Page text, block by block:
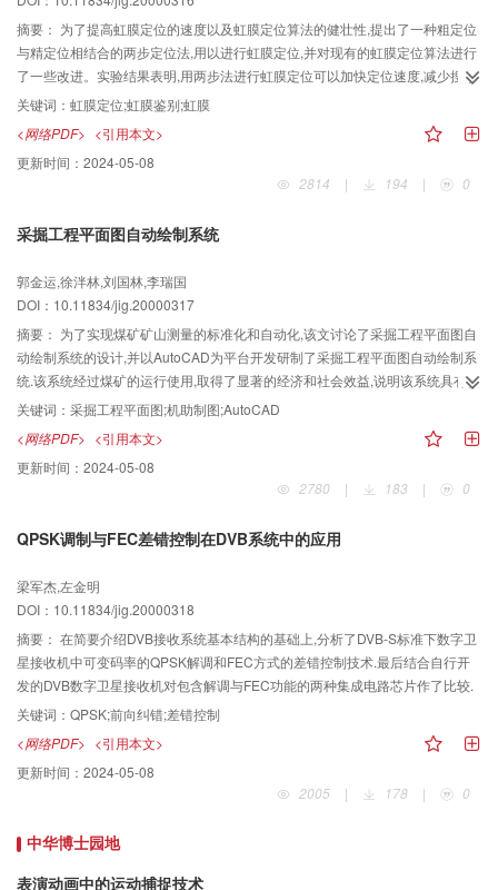
摘要： 为了提高虹膜定位的速度以及虹膜定位算法的健壮性,提出了一种粗定位
与精定位相结合的两步定位法,用以进行虹膜定位,并对现有的虹膜定位算法进行
了一些改进。实验结果表明,用两步法进行虹膜定位可以加快定位速度,减少搜索
计算的盲目性。
关键词： 虹膜定位;虹膜鉴别;虹膜
<网络PDF> <引用本文>
更新时间： 2024-05-08
2814
| 194 | 0
采掘工程平面图自动绘制系统
郭金运,徐泮林,刘国林,李瑞国
DOI：10.11834/jig.20000317
摘要： 为了实现煤矿矿山测量的标准化和自动化,该文讨论了采掘工程平面图自
动绘制系统的设计,并以AutoCAD为平台开发研制了采掘工程平面图自动绘制系
统.该系统经过煤矿的运行使用,取得了显著的经济和社会效益,说明该系统具有很
强的实用性、规范性、可靠性、灵活性和易操作性等特点.
关键词： 采掘工程平面图;机助制图;AutoCAD
<网络PDF> <引用本文>
更新时间： 2024-05-08
2780
| 183 | 0
QPSK调制与FEC差错控制在DVB系统中的应用
梁军杰,左金明
DOI：10.11834/jig.20000318
摘要： 在简要介绍DVB接收系统基本结构的基础上,分析了DVB-S标准下数字卫
星接收机中可变码率的QPSK解调和FEC方式的差错控制技术.最后结合自行开
发的DVB数字卫星接收机对包含解调与FEC功能的两种集成电路芯片作了比较.
关键词： QPSK;前向纠错;差错控制
<网络PDF> <引用本文>
更新时间： 2024-05-08
2005
| 178 | 0
中华博士园地
表演动画中的运动捕捉技术